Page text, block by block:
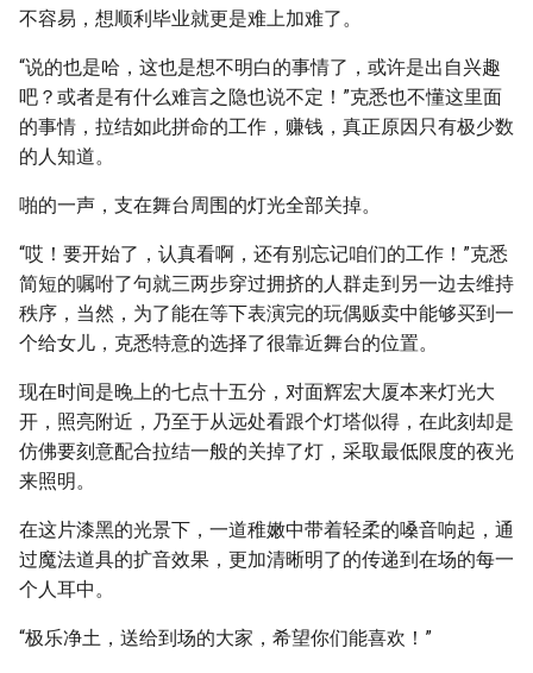
不容易，想顺利毕业就更是难上加难了。
“说的也是哈，这也是想不明白的事情了，或许是出自兴趣
吧？或者是有什么难言之隐也说不定！”克悉也不懂这里面
的事情，拉结如此拼命的工作，赚钱，真正原因只有极少数
的人知道。
啪的一声，支在舞台周围的灯光全部关掉。
“哎！要开始了，认真看啊，还有别忘记咱们的工作！”克悉
简短的嘱咐了句就三两步穿过拥挤的人群走到另一边去维持
秩序，当然，为了能在等下表演完的玩偶贩卖中能够买到一
个给女儿，克悉特意的选择了很靠近舞台的位置。
现在时间是晚上的七点十五分，对面辉宏大厦本来灯光大
开，照亮附近，乃至于从远处看跟个灯塔似得，在此刻却是
仿佛要刻意配合拉结一般的关掉了灯，采取最低限度的夜光
来照明。
在这片漆黑的光景下，一道稚嫩中带着轻柔的嗓音响起，通
过魔法道具的扩音效果，更加清晰明了的传递到在场的每一
个人耳中。
“极乐净土，送给到场的大家，希望你们能喜欢！”